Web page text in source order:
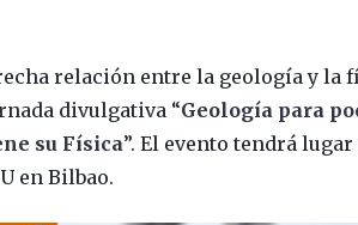
relación entre la geología y la
divulgativa “Geología para
su Física”. El evento tendrá
en Bilbao.